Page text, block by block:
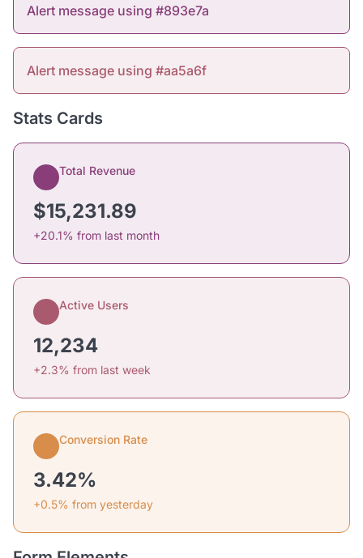
Alert message using #893e7a
Alert message using #aa5a6f
Stats Cards
Total Revenue
$15,231.89
+20.1% from last month
Active Users
12,234
+2.3% from last week
Conversion Rate
3.42%
+0.5% from yesterday